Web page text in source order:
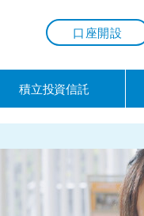
口座開設
積立投資信託